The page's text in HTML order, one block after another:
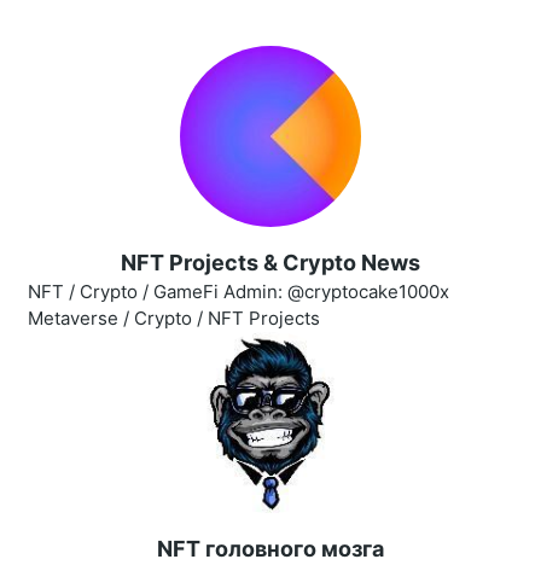
NFT Projects & Crypto News
NFT / Crypto / GameFi Admin: @cryptocake1000x
Metaverse / Crypto / NFT Projects
NFT головного мозга